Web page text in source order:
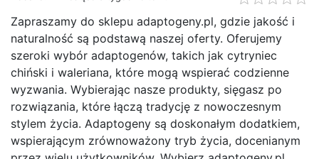
Zapraszamy do sklepu adaptogeny.pl, gdzie jakość i
naturalność są podstawą naszej oferty. Oferujemy
szeroki wybór adaptogenów, takich jak cytryniec
chiński i waleriana, które mogą wspierać codzienne
wyzwania. Wybierając nasze produkty, sięgasz po
rozwiązania, które łączą tradycję z nowoczesnym
stylem życia. Adaptogeny są doskonałym dodatkiem,
wspierającym zrównoważony tryb życia, docenianym